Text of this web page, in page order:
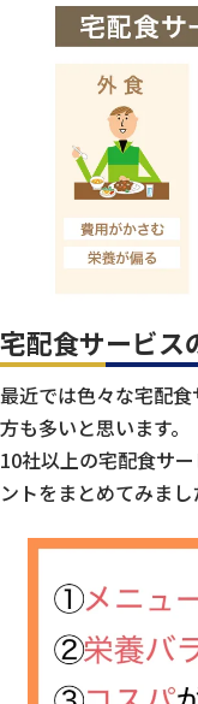
宅配食サービス
最近では色々な宅配
方も多いと思います。
10社以上の宅配食サ
ントをまとめてみまし